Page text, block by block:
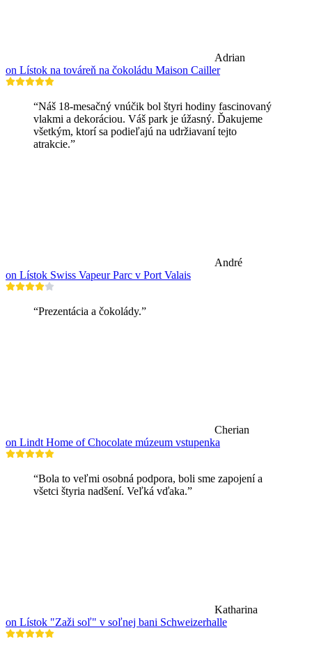
Adrian
on Lístok na továreň na čokoládu Maison Cailler
“Náš 18-mesačný vnúčik bol štyri hodiny fascinovaný
vlakmi a dekoráciou. Váš park je úžasný. Ďakujeme
všetkým, ktorí sa podieľajú na udržiavaní tejto
atrakcie.”
André
on Lístok Swiss Vapeur Parc v Port Valais
“Prezentácia a čokolády.”
Cherian
on Lindt Home of Chocolate múzeum vstupenka
“Bola to veľmi osobná podpora, boli sme zapojení a
všetci štyria nadšení. Veľká vďaka.”
Katharina
on Lístok "Zaži soľ" v soľnej bani Schweizerhalle